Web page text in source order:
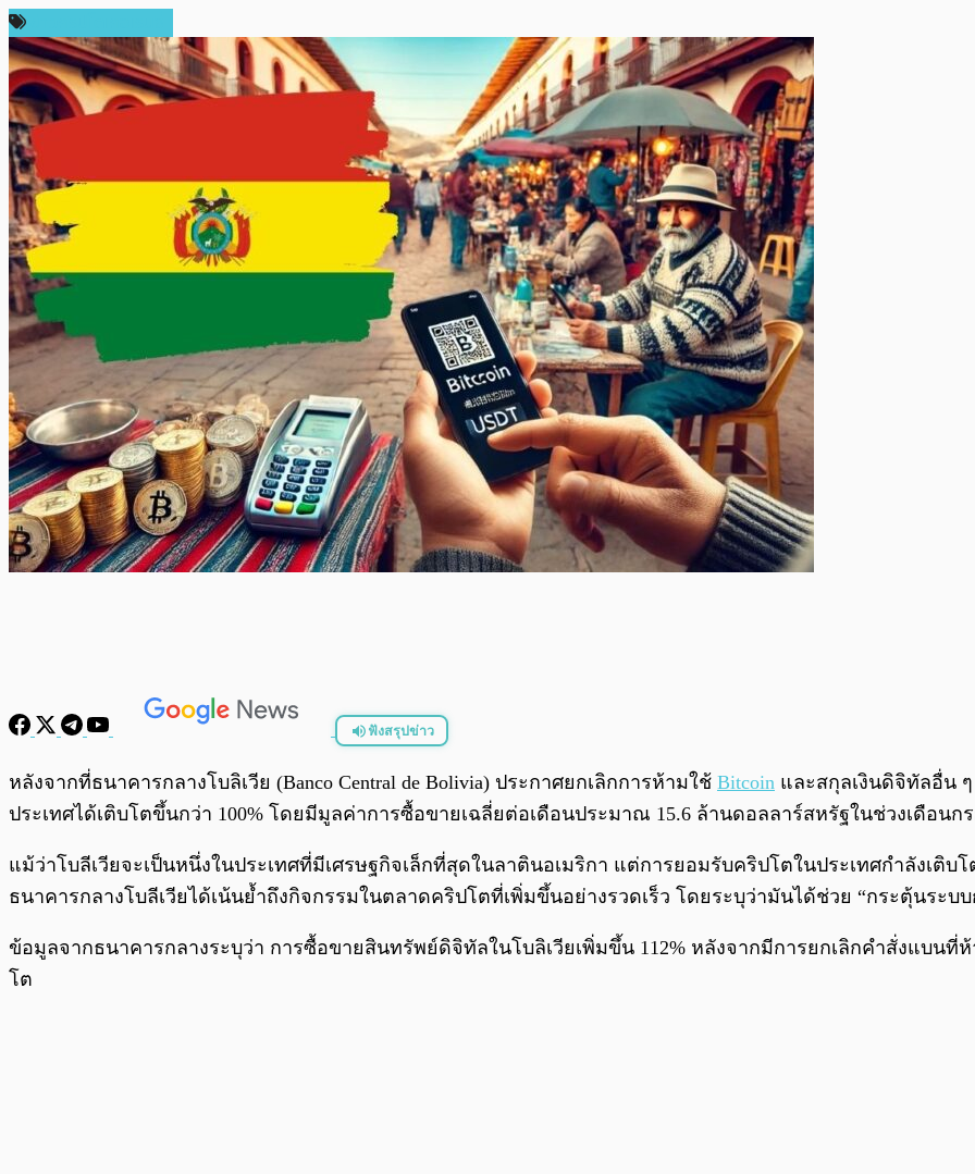
ฟังสรุปข่าว
พร้อมเล่น
หลังจากที่ธนาคารกลางโบลิเวีย (Banco Central de Bolivia) ประกาศยกเลิกการห้ามใช้ Bitcoin และสกุลเงินดิจิทัลอื่น
ประเทศได้เติบโตขึ้นกว่า 100% โดยมีมูลค่าการซื้อขายเฉลี่ยต่อเดือนประมาณ 15.6 ล้านดอลลาร์สหรัฐในช่วงเดือน
แม้ว่าโบลีเวียจะเป็นหนึ่งในประเทศที่มีเศรษฐกิจเล็กที่สุดในลาตินอเมริกา แต่การยอมรับคริปโตในประเทศกำลังเติบ
ธนาคารกลางโบลีเวียได้เน้นย้ำถึงกิจกรรมในตลาดคริปโตที่เพิ่มขึ้นอย่างรวดเร็ว โดยระบุว่ามันได้ช่วย “กระตุ้นระบบ
ข้อมูลจากธนาคารกลางระบุว่า การซื้อขายสินทรัพย์ดิจิทัลในโบลิเวียเพิ่มขึ้น 112% หลังจากมีการยกเลิกคำสั่งแบนที่
โต